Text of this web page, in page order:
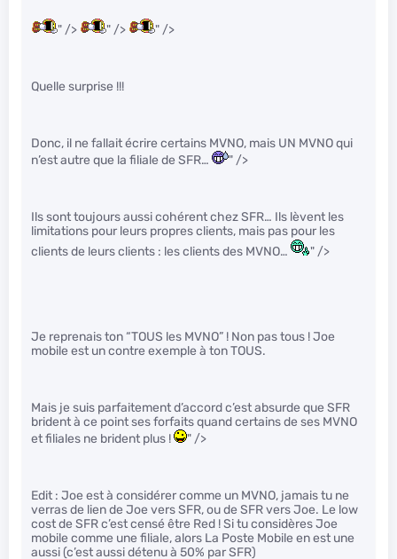
" /> " /> " />
Quelle surprise !!!
Donc, il ne fallait écrire certains MVNO, mais UN MVNO qui
n’est autre que la filiale de SFR…
" />
Ils sont toujours aussi cohérent chez SFR… Ils lèvent les
limitations pour leurs propres clients, mais pas pour les
clients de leurs clients : les clients des MVNO…
" />
Je reprenais ton “TOUS les MVNO” ! Non pas tous ! Joe
mobile est un contre exemple à ton TOUS.
Mais je suis parfaitement d’accord c’est absurde que SFR
brident à ce point ses forfaits quand certains de ses MVNO
et filiales ne brident plus !
" />
Edit : Joe est à considérer comme un MVNO, jamais tu ne
verras de lien de Joe vers SFR, ou de SFR vers Joe. Le low
cost de SFR c’est censé être Red ! Si tu considères Joe
mobile comme une filiale, alors La Poste Mobile en est une
aussi (c’est aussi détenu à 50% par SFR)